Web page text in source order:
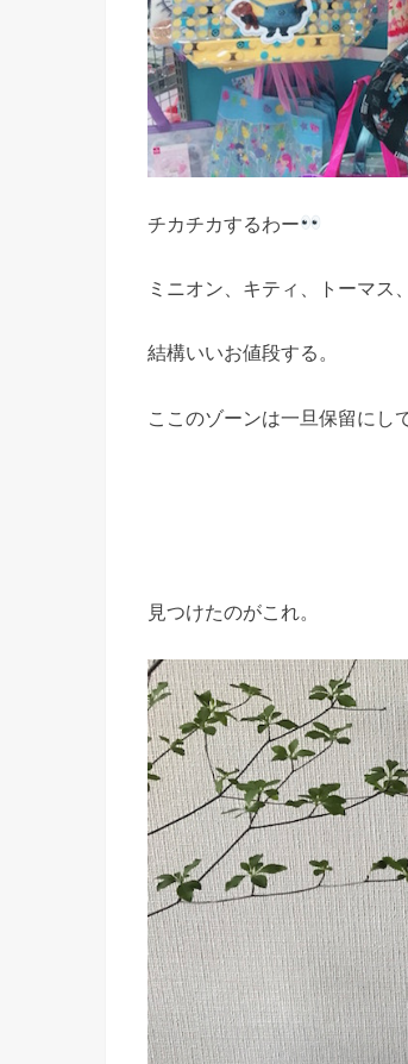
チカチカするわー
ミニオン、キティ、トーマス
結構いいお値段する。
ここのゾーンは一旦保留にし
見つけたのがこれ。